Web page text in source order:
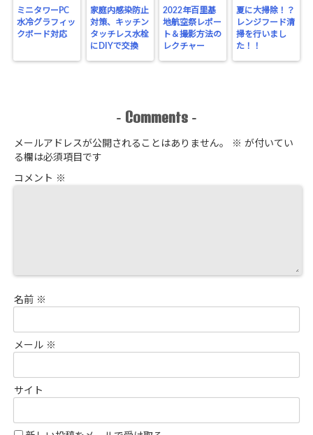
ミニタワーPC
水冷グラフィッ
クボード対応
家庭内感染防止
対策、キッチン
タッチレス水栓
にDIYで交換
2022年百里基
地航空祭レポー
ト＆撮影方法の
レクチャー
夏に大掃除！？
レンジフード清
掃を行いまし
た！！
- Comments -
メールアドレスが公開されることはありません。 ※ が付いてい
る欄は必須項目です
コメント ※
名前 ※
メール ※
サイト